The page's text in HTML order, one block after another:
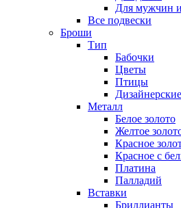
Для мужчин
Все подвески
Броши
Тип
Бабочки
Цветы
Птицы
Дизайнерские
Металл
Белое золото
Желтое
Красное
Красное с
Платина
Палладий
Вставки
Бриллианты